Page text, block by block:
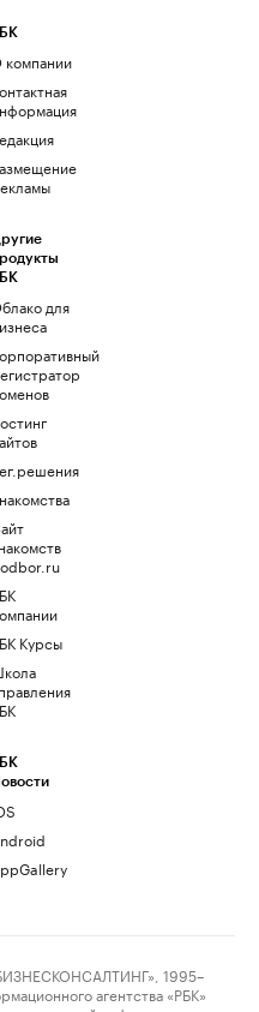
для
Курсы
1995–
агентства «РБК»